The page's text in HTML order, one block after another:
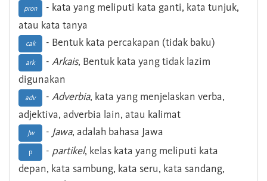
pron
- kata yang meliputi kata ganti, kata tunjuk,
atau kata tanya
cak - Bentuk kata percakapan (tidak baku)
ark - Arkais, Bentuk kata yang tidak lazim
digunakan
adv - Adverbia, kata yang menjelaskan verba,
adjektiva, adverbia lain, atau kalimat
Jw - Jawa, adalah bahasa Jawa
p - partikel, kelas kata yang meliputi kata
depan, kata sambung, kata seru, kata sandang,